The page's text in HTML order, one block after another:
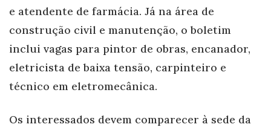
e atendente de farmácia. Já na área de
construção civil e manutenção, o boletim
inclui vagas para pintor de obras, encanador,
eletricista de baixa tensão, carpinteiro e
técnico em eletromecânica.
Os interessados devem comparecer à sede da